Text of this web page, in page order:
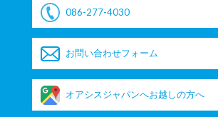
086-277-4030
お問い合わせフォーム
オアシスジャパンへお越しの方へ